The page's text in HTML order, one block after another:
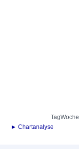
TagWoche
► Chartanalyse